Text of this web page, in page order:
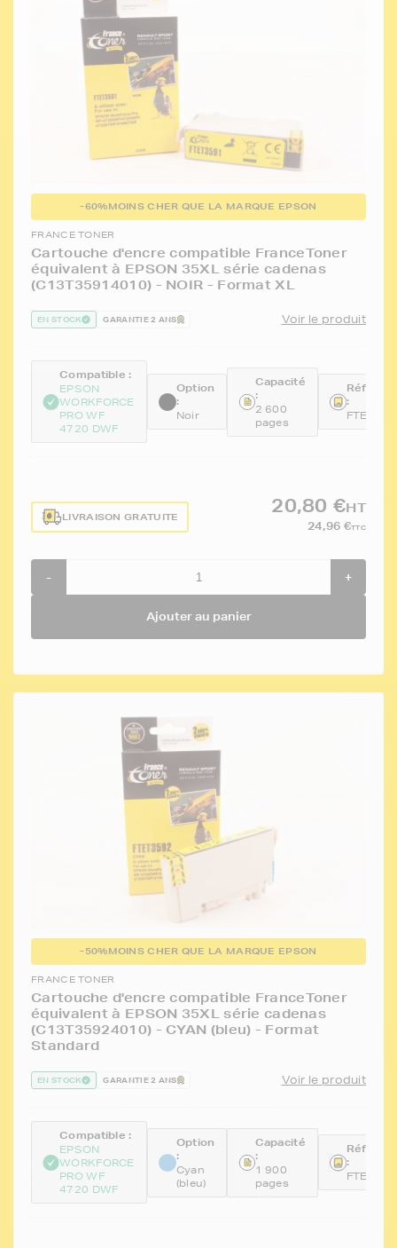
-60%MOINS CHER QUE LA MARQUE EPSON
FRANCE TONER
Cartouche d'encre compatible FranceToner
équivalent à EPSON 35XL série cadenas
(C13T35914010) - NOIR - Format XL
EN STOCK GARANTIE 2 ANS Voir le produit
Compatible :
EPSON
WORKFORCE
PRO WF
4720 DWF
Option
:
Noir
Capacité
:
2 600
pages
:
LIVRAISON GRATUITE
20,80 €HT
24,96 €TTC
- +
Ajouter au panier
-50%MOINS CHER QUE LA MARQUE EPSON
FRANCE TONER
Cartouche d'encre compatible FranceToner
équivalent à EPSON 35XL série cadenas
(C13T35924010) - CYAN (bleu) - Format
Standard
EN STOCK GARANTIE 2 ANS Voir le produit
Compatible :
EPSON
WORKFORCE
PRO WF
4720 DWF
Option
:
Cyan
(bleu)
Capacité
:
1 900
pages
: